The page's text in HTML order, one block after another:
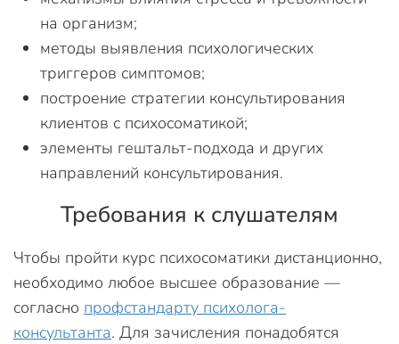
на организм;
методы выявления психологических
триггеров симптомов;
построение стратегии консультирования
клиентов с психосоматикой;
элементы гештальт-подхода и других
направлений консультирования.
Требования к слушателям
Чтобы пройти курс психосоматики дистанционно,
необходимо любое высшее образование —
согласно профстандарту психолога-
консультанта. Для зачисления понадобятся